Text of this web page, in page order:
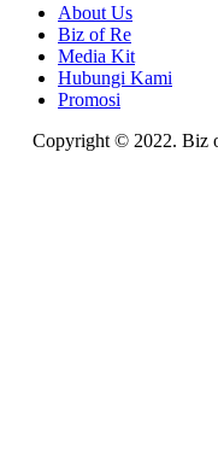
About Us
Biz of Re
Media Kit
Hubungi Kami
Promosi
Copyright © 2022. Biz